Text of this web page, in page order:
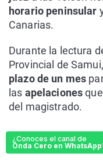
horario peninsular
Canarias.
Durante la lectura
Provincial de
plazo de un mes
las apelaciones
del magistrado.
¿Conoces el canal de
Onda Cero en